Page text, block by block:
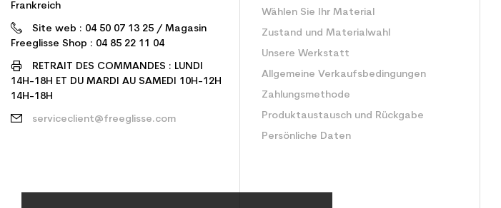
Frankreich
Site web : 04 50 07 13 25 / Magasin
Freeglisse Shop : 04 85 22 11 04
RETRAIT DES COMMANDES : LUNDI
14H-18H ET DU MARDI AU SAMEDI 10H-12H
14H-18H
serviceclient@freeglisse.com
Wählen Sie Ihr Material
Zustand und Materialwahl
Unsere Werkstatt
Allgemeine Verkaufsbedingungen
Zahlungsmethode
Produktaustausch und Rückgabe
Persönliche Daten